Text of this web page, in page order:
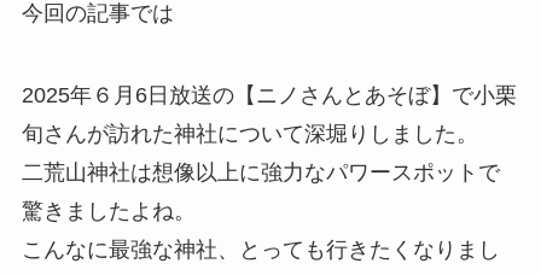
今回の記事では
2025年６月6日放送の【ニノさんとあそぼ】で小栗
旬さんが訪れた神社について深堀りしました。
二荒山神社は想像以上に強力なパワースポットで
驚きましたよね。
こんなに最強な神社、とっても行きたくなりまし